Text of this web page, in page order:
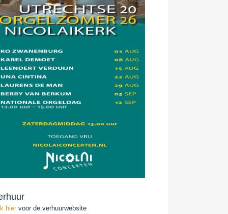
hiervoor de verhuurwebsite